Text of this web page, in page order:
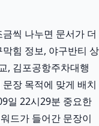
씩 나누면 문서가 더
힘 정보, 야구반티 상
, 김포공항주차대행
장 목적에 맞게 배치
일 22시29분 중요한
드가 들어간 문장이